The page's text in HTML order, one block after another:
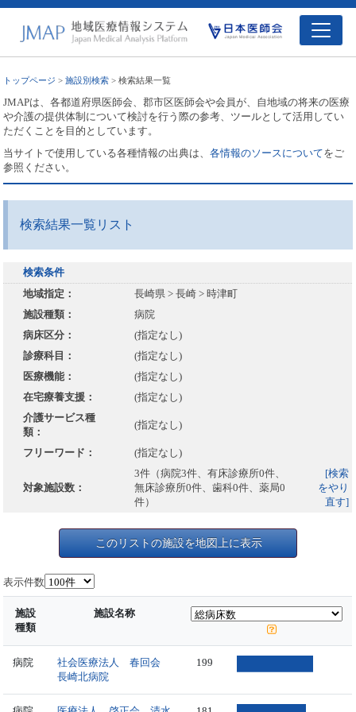
トップページ >施設別検索 > 検索結果一覧
JMAPは、各都道府県医師会、郡市区医師会や会員が、自地域の将来の医療
や介護の提供体制について検討を行う際の参考、ツールとして活用してい
ただくことを目的としています。
当サイトで使用している各種情報の出典は、各情報のソースについてをご
参照ください。
検索結果一覧リスト
検索条件
地域指定：
長崎県 > 長崎 > 時津町
施設種類：
病院
病床区分：
(指定なし)
診療科目：
(指定なし)
医療機能：
(指定なし)
在宅療養支援：
(指定なし)
介護サービス種
類：
(指定なし)
フリーワード： (指定なし)
対象施設数：
3件（病院3件、有床診療所0件、
無床診療所0件、歯科0件、薬局0
件）
[検索
をやり
直す]
このリストの施設を地図上に表示
表示件数
施設
種類
施設名称
病院
社会医療法人 春回会
長崎北病院
199